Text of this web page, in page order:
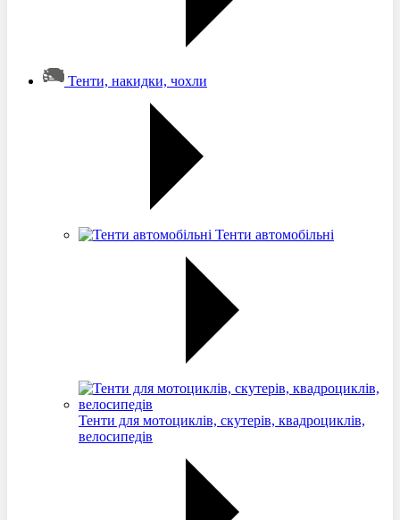
Тенти, накидки, чохли
Тенти автомобільні
Тенти для мотоциклів, скутерів, квадроциклів,
велосипедів